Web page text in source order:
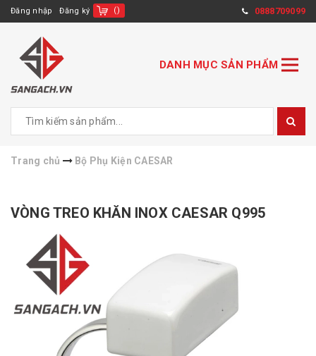
Đăng nhập Đăng ký () 0888709099
DANH MỤC SẢN PHẨM
Trang chủ Bộ Phụ Kiện CAESAR
VÒNG TREO KHĂN INOX CAESAR Q995